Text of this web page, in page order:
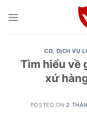
CO, DỊCH VỤ
Tìm hiểu về
xứ
POSTED ON 2